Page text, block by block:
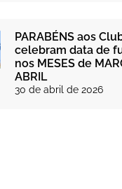
PARABÉNS aos
celebram data de
nos MESES de
ABRIL
30 de abril de 2026